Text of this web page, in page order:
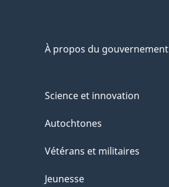
À propos du gouvernement
Science et innovation
Autochtones
Vétérans et militaires
Jeunesse